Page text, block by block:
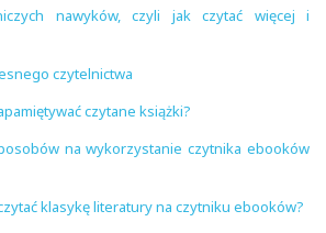
nawyków, czyli jak czytać więcej i
czytelnictwa
czytane książki?
na wykorzystanie czytnika ebooków
klasykę literatury na czytniku ebooków?